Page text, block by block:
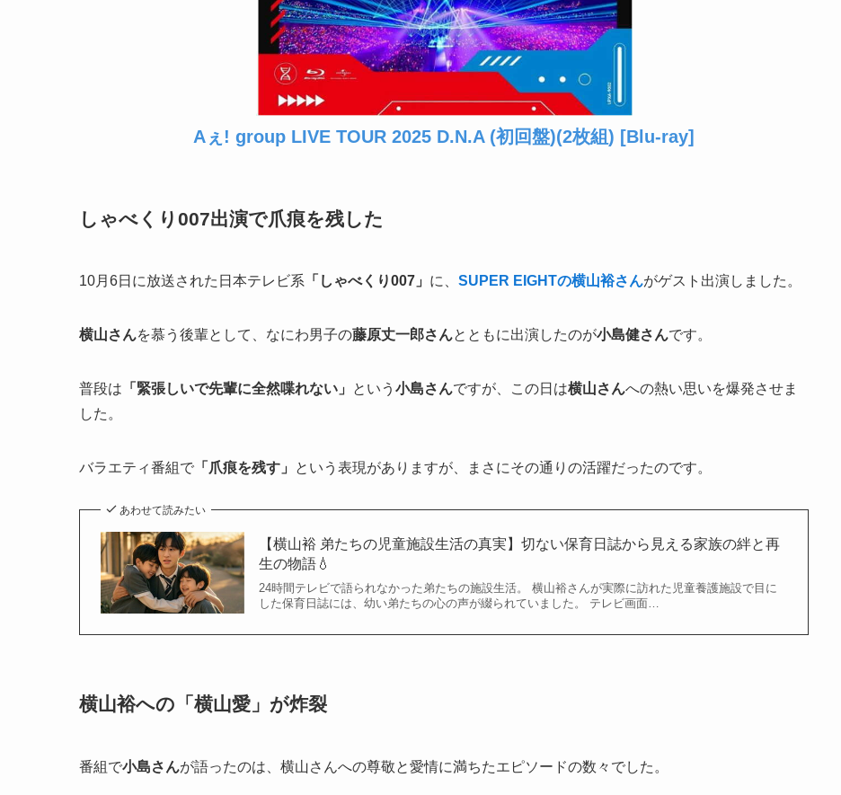
Aぇ! group LIVE TOUR 2025 D.N.A (初回盤)(2枚組) [Blu-ray]
しゃべくり007出演で爪痕を残した
10月6日に放送された日本テレビ系 「しゃべくり007」 に、 SUPER EIGHTの横山裕さんがゲスト出演しました。
横山さんを慕う後輩として、なにわ男子の藤原丈一郎さんとともに出演したのが小島健さんです。
普段は 「緊張しいで先輩に全然喋れない」 という 小島さんですが、この日は横山さんへの熱い思いを爆発させま
した。
バラエティ番組で 「爪痕を残す」 という表現がありますが、まさにその通りの活躍だったのです。
あわせて読みたい
【横山裕 弟たちの児童施設生活の真実】切ない保育日誌から見える家族の絆と再
生の物語💧
24時間テレビで語られなかった弟たちの施設生活。 横山裕さんが実際に訪れた児童養護施設で目に
した保育日誌には、幼い弟たちの心の声が綴られていました。 テレビ画面…
横山裕への「横山愛」が炸裂
番組で小島さんが語ったのは、横山さんへの尊敬と愛情に満ちたエピソードの数々でした。